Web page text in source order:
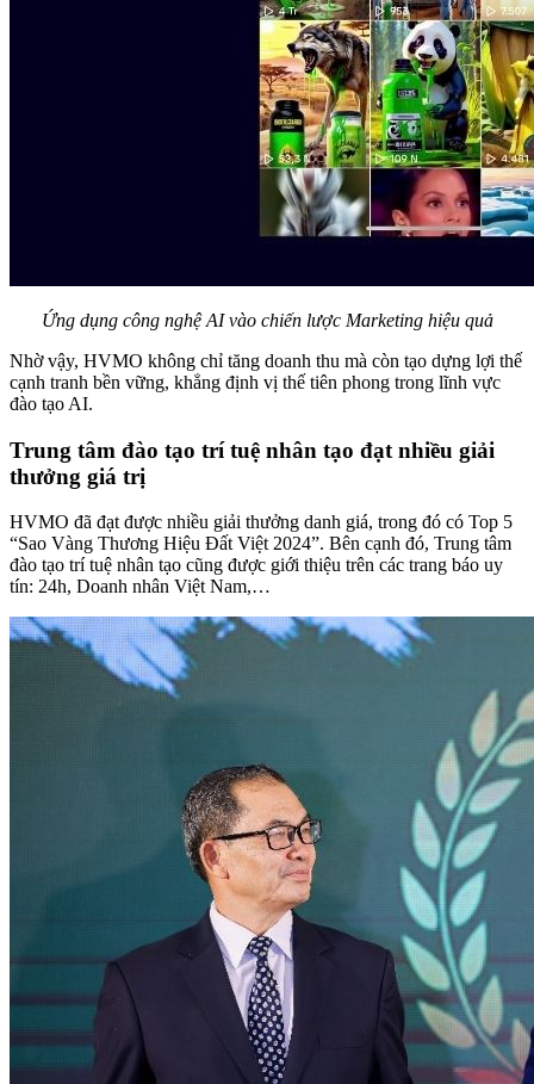
Ứng dụng công nghệ AI vào chiến lược Marketing hiệu quả
Nhờ vậy, HVMO không chỉ tăng doanh thu mà còn tạo dựng lợi thế
cạnh tranh bền vững, khẳng định vị thế tiên phong trong lĩnh vực
đào tạo AI.
Trung tâm đào tạo trí tuệ nhân tạo đạt nhiều giải
thưởng giá trị
HVMO đã đạt được nhiều giải thưởng danh giá, trong đó có Top 5
“Sao Vàng Thương Hiệu Đất Việt 2024”. Bên cạnh đó, Trung tâm
đào tạo trí tuệ nhân tạo cũng được giới thiệu trên các trang báo uy
tín: 24h, Doanh nhân Việt Nam,…